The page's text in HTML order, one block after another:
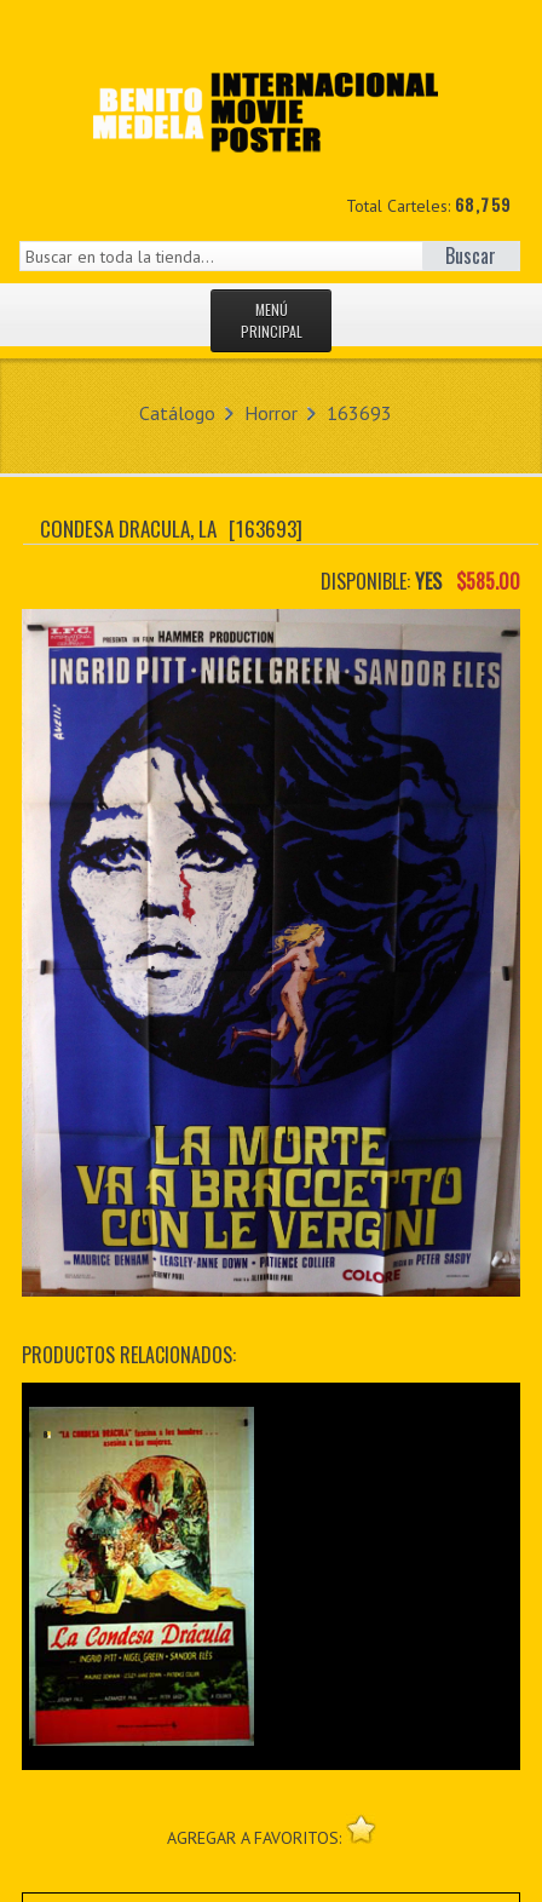
Total Carteles: 68,759
Buscar
MENÚ
PRINCIPAL
MIS DATOS
CONTACTO
CUSTOM PDF
Catálogo Horror 163693
CONDESA DRACULA, LA [163693]
DISPONIBLE:YES $585.00
PRODUCTOS RELACIONADOS:
AGREGAR A FAVORITOS: